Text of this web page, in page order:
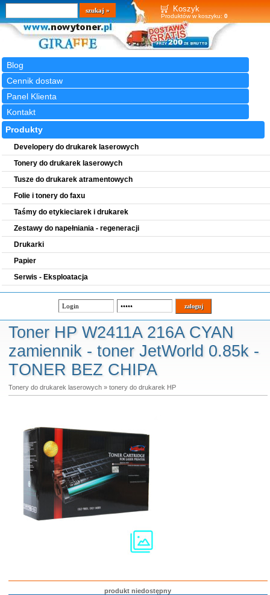
Koszyk
Produktów w koszyku: 0
Blog
Cennik dostaw
Panel Klienta
Kontakt
Wyszukiwarka
szukaj
Produkty
Developery do drukarek laserowych
Tonery do drukarek laserowych
Tusze do drukarek atramentowych
Folie i tonery do faxu
Taśmy do etykieciarek i drukarek
Zestawy do napełniania - regeneracji
Drukarki
Papier
Serwis - Eksploatacja
Toner HP W2411A 216A CYAN
zamiennik - toner JetWorld 0.85k -
TONER BEZ CHIPA
Tonery do drukarek laserowych» tonery do drukarek HP
produkt niedostępny